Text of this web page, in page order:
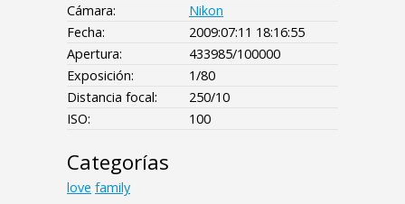
Cámara:
Nikon
Fecha:
2009:07:11 18:16:55
Apertura:
433985/100000
Exposición:
1/80
Distancia focal:
250/10
ISO:
100
Categorías
love family